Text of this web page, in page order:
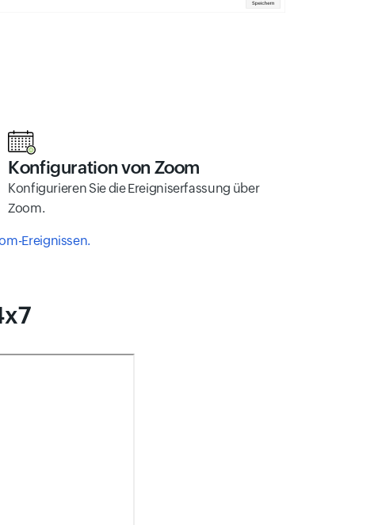
Konfiguration von Zoom
Konfigurieren Sie die Ereigniserfassung über
Zoom.
Ereignissen.